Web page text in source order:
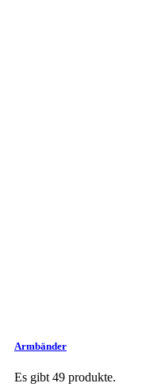
Armbänder
Es gibt 49 produkte.